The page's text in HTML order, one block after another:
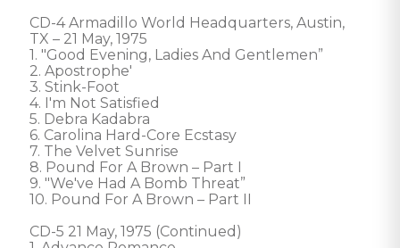
CD-4 Armadillo World Headquarters, Austin,
TX – 21 May, 1975
1. "Good Evening, Ladies And Gentlemen”
2. Apostrophe'
3. Stink-Foot
4. I'm Not Satisfied
5. Debra Kadabra
6. Carolina Hard-Core Ecstasy
7. The Velvet Sunrise
8. Pound For A Brown – Part I
9. "We've Had A Bomb Threat”
10. Pound For A Brown – Part II
CD-5 21 May, 1975 (Continued)